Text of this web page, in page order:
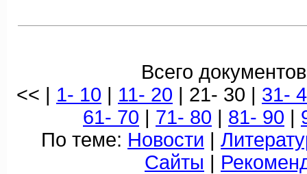
Всего
<< | 1- 10 | 11- 20 | 21- 30 | 31-
61- 70 | 71- 80 | 81- 90 |
По теме: Новости |
Сайты |